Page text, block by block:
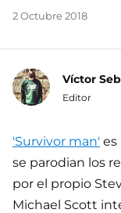
2 Octubre 2018
Víctor
Editor
'Survivor man' es
se parodian los
por el propio
Michael Scott